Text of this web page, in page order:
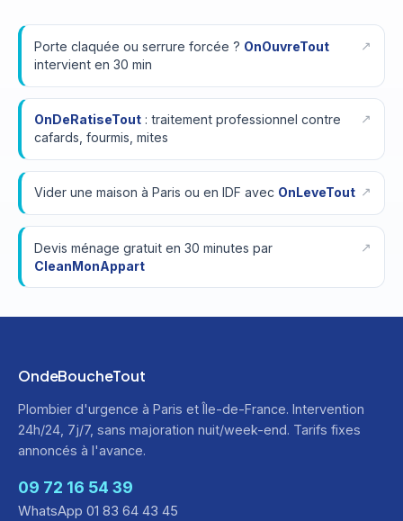
Porte claquée ou serrure forcée ? OnOuvreTout
intervient en 30 min
OnDeRatiseTout: traitement professionnel contre
cafards, fourmis, mites
Vider une maison à Paris ou en IDF avec OnLeveTout
Devis ménage gratuit en 30 minutes par
CleanMonAppart
OndeBoucheTout
Plombier d'urgence à Paris et Île-de-France. Intervention
24h/24, 7j/7, sans majoration nuit/week-end. Tarifs fixes
annoncés à l'avance.
09 72 16 54 39
WhatsApp 01 83 64 43 45